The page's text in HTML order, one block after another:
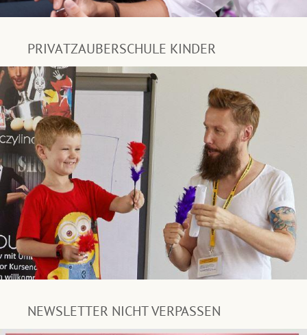
PRIVATZAUBERSCHULE KINDER
NEWSLETTER NICHT VERPASSEN